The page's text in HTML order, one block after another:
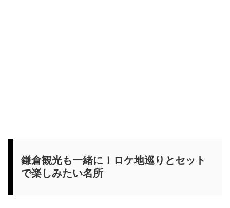
鎌倉観光も一緒に！ロケ地巡りとセット
で楽しみたい名所